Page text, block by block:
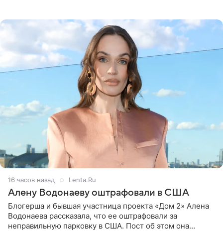
16 часов назад Lenta.Ru
Алену Водонаеву оштрафовали в США
Блогерша и бывшая участница проекта «Дом 2» Алена
Водонаева рассказала, что ее оштрафовали за
неправильную парковку в США. Пост об этом она